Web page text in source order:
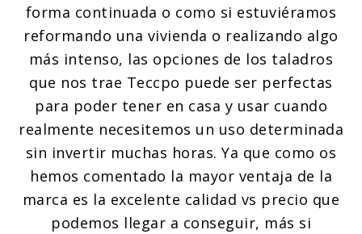
forma continuada o como si estuviéramos
reformando una vivienda o realizando algo
más intenso, las opciones de los taladros
que nos trae Teccpo puede ser perfectas
para poder tener en casa y usar cuando
realmente necesitemos un uso determinada
sin invertir muchas horas. Ya que como os
hemos comentado la mayor ventaja de la
marca es la excelente calidad vs precio que
podemos llegar a conseguir, más si